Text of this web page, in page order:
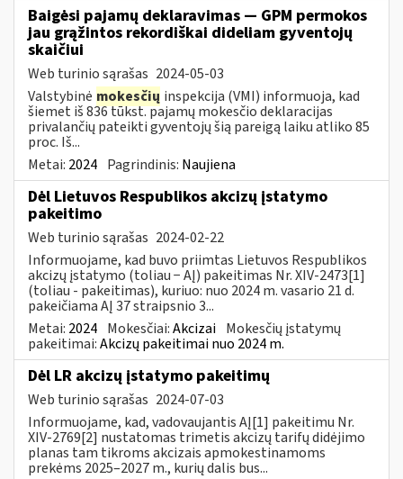
Baigėsi pajamų deklaravimas — GPM permokos
jau grąžintos rekordiškai dideliam gyventojų
skaičiui
Web turinio sąrašas 2024-05-03
Valstybinė mokesčių inspekcija (VMI) informuoja, kad
šiemet iš 836 tūkst. pajamų mokesčio deklaracijas
privalančių pateikti gyventojų šią pareigą laiku atliko 85
proc. Iš...
Metai: 2024 Pagrindinis: Naujiena
Dėl Lietuvos Respublikos akcizų įstatymo
pakeitimo
Web turinio sąrašas 2024-02-22
Informuojame, kad buvo priimtas Lietuvos Respublikos
akcizų įstatymo (toliau − AĮ) pakeitimas Nr. XIV-2473[1]
(toliau - pakeitimas), kuriuo: nuo 2024 m. vasario 21 d.
pakeičiama AĮ 37 straipsnio 3...
Metai: 2024 Mokesčiai:Akcizai Mokesčių įstatymų
pakeitimai:Akcizų pakeitimai nuo 2024 m.
Dėl LR akcizų įstatymo pakeitimų
Web turinio sąrašas 2024-07-03
Informuojame, kad, vadovaujantis AĮ[1] pakeitimu Nr.
XIV-2769[2] nustatomas trimetis akcizų tarifų didėjimo
planas tam tikroms akcizais apmokestinamoms
prekėms 2025–2027 m., kurių dalis bus...